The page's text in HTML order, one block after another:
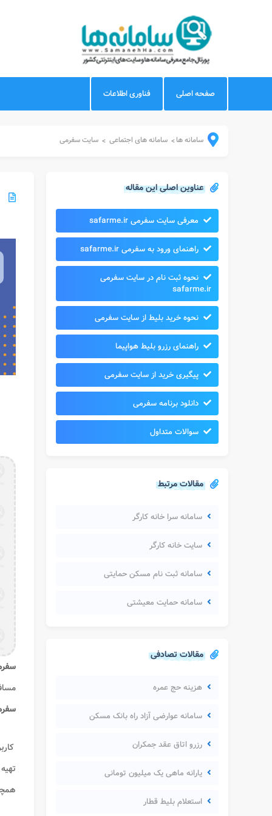
صفحه اصلی فناوری اطلاعات
سامانه ها> سامانه های اجتماعی > سایت سفرمی
عناوین اصلی این مقاله
معرفی سایت سفرمی safarme.ir
راهنمای ورود به سفرمی safarme.ir
نحوه ثبت نام در سایت سفرمی
safarme.ir
نحوه خرید بلیط از سایت سفرمی
راهنمای رزرو بلیط هواپیما
پیگیری خرید از سایت سفرمی
دانلود برنامه سفرمی
سوالات متداول
مقالات مرتبط
سامانه سرا خانه کارگر
سایت خانه کارگر
سامانه ثبت نام مسکن حمایتی
سامانه حمایت معیشتی
مقالات تصادفی
هزینه حج عمره
سامانه عوارضی آزاد راه بانک مسکن
رزرو اتاق عقد جمکران
یارانه ماهی یک میلیون تومانی
استعلام بلیط قطار